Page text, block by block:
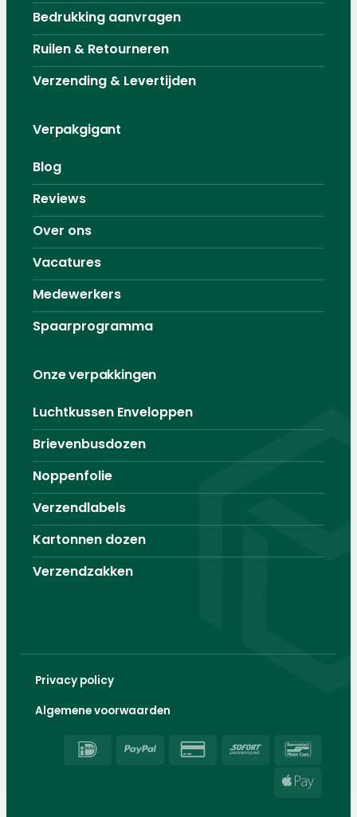
Bedrukking aanvragen
Ruilen & Retourneren
Verzending & Levertijden
Verpakgigant
Blog
Reviews
Over ons
Vacatures
Medewerkers
Spaarprogramma
Onze verpakkingen
Luchtkussen Enveloppen
Brievenbusdozen
Noppenfolie
Verzendlabels
Kartonnen dozen
Verzendzakken
Privacy policy
Algemene voorwaarden
IDeal PayPal
Credit
Sofort